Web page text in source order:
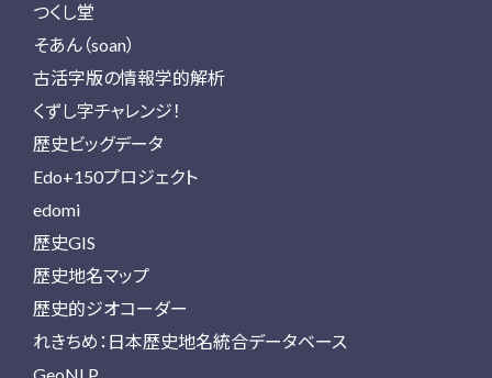
つくし堂
そあん（soan）
古活字版の情報学的解析
くずし字チャレンジ！
歴史ビッグデータ
Edo+150プロジェクト
edomi
歴史GIS
歴史地名マップ
歴史的ジオコーダー
れきちめ：日本歴史地名統合データベース